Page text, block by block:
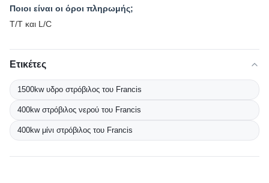
Ποιοι είναι οι όροι πληρωμής;
T/T και L/C
Ετικέτες
1500kw υδρο στρόβιλος του Francis
400kw στρόβιλος νερού του Francis
400kw μίνι στρόβιλος του Francis